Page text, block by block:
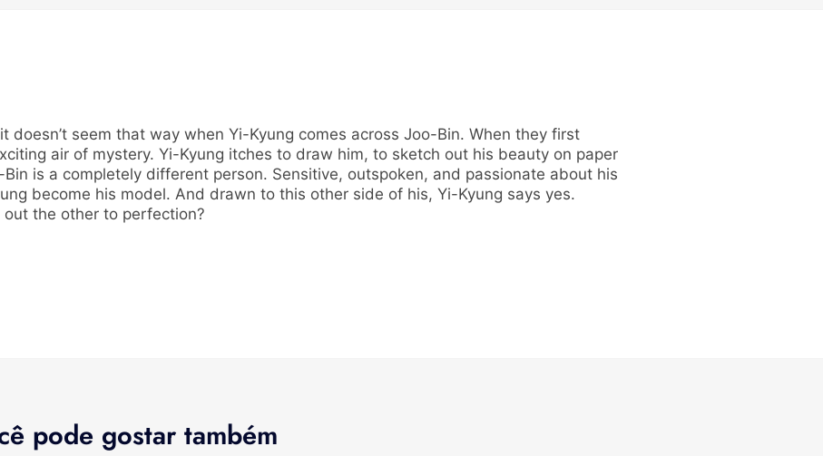
doesn’t seem that way when Yi-Kyung comes across Joo-Bin. When they first
air of mystery. Yi-Kyung itches to draw him, to sketch out his beauty on paper
is a completely different person. Sensitive, outspoken, and passionate about his
become his model. And drawn to this other side of his, Yi-Kyung says yes.
the other to perfection?
pode gostar também